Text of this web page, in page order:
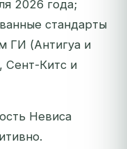
2026 года;
стандарты
ГИ (Антигуа и
Сент-Китс и
Невиса